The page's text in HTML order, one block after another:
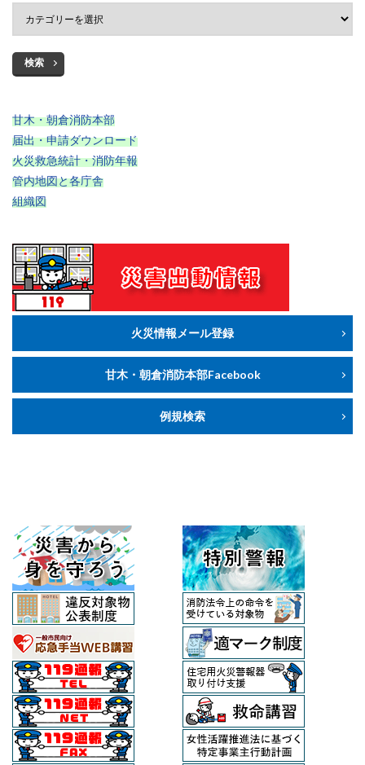
検索
甘木・朝倉消防本部
届出・申請ダウンロード
火災救急統計・消防年報
管内地図と各庁舎
組織図
火災情報メール登録
甘木・朝倉消防本部Facebook
例規検索